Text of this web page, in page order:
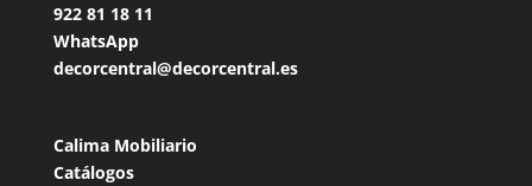
922 81 18 11
WhatsApp
decorcentral@decorcentral.es
Calima Mobiliario
Catálogos